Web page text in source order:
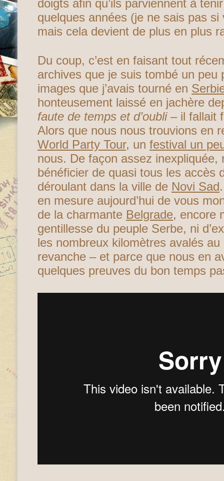
doigts afin qu’ils parviennent à
quelques années (je ne sais pas
mais cela devient de plus en plus
Du coup, c’est en faisant tout
archives que je suis tombé un peu
images que j’avais tourné en
honteusement laissé en jachère
faute de temps et d’oubli – il fallait
Alors que nous nous trouvions en
World Party Tour, un festival un
nous. De façon assez inexpliquée,
bénéficier de quasi tous les accès
déroulant dans la ville de Novi Sad
en mesure aujourd’hui de vous
de la charmante Belgrade, encore
gentillesse du peuple Serbe, ni
les nombreux kilomètres avalés
revanche – et parce que nous en
quelques preuves du bon temps